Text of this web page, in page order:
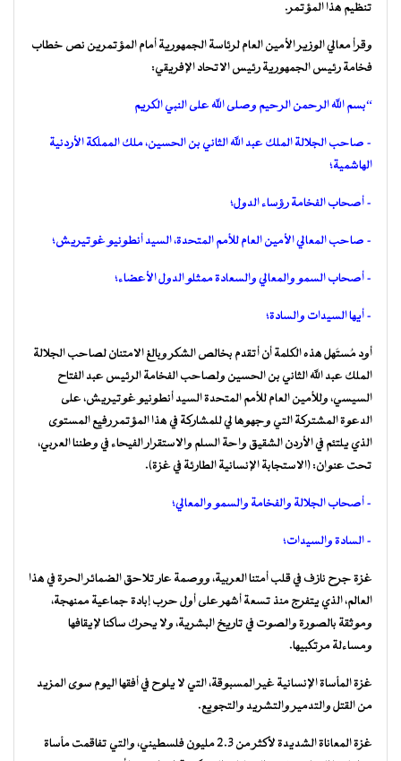
تنظيم هذا المؤتمر.
وقرأ معالي الوزير الأمين العام لرئاسة الجمهورية أمام المؤتمرين نص خطاب
فخامة رئيس الجمهورية رئيس الاتحاد الإفريقي:
“بسم الله الرحمن الرحيم وصلى الله على النبي الكريم
– صاحب الجلالة الملك عبد الله الثاني بن الحسين، ملك المملكة الأردنية
الهاشمية؛
– أصحاب الفخامة رؤساء الدول؛
– صاحب المعالي الأمين العام للأمم المتحدة، السيد أنطونيو غوتيريش؛
– أصحاب السمو والمعالي والسعادة ممثلو الدول الأعضاء؛
– أيها السيدات والسادة؛
أود مُستَهل هذه الكلمة أن أتقدم بخالص الشكر وبالغ الامتنان لصاحب الجلالة
الملك عبد الله الثاني بن الحسين ولصاحب الفخامة الرئيس عبد الفتاح
السيسي، وللأمين العام للأمم المتحدة السيد أنطونيو غوتيريش، على
الدعوة المشتركة التي وجهوها لي للمشاركة في هذا المؤتمر رفيع المستوى
الذي يلتئم في الأردن الشقيق واحة السلم والاستقرار الفيحاء في وطننا العربي،
تحت عنوان: (الاستجابة الإنسانية الطارئة في غزة).
– أصحاب الجلالة والفخامة والسمو والمعالي؛
– السادة والسيدات؛
غزة جرح نازف في قلب أمتنا العربية، ووصمة عار تلاحق الضمائر الحرة في هذا
العالم، الذي يتفرج منذ تسعة أشهر على أول حرب إبادة جماعية ممنهجة،
وموثقة بالصورة والصوت في تاريخ البشرية، ولا يحرك ساكنا لإيقافها
ومساءلة مرتكبيها.
غزة المأساة الإنسانية غير المسبوقة، التي لا يلوح في أفقها اليوم سوى المزيد
من القتل والتدمير والتشريد والتجويع.
غزة المعاناة الشديدة لأكثر من 2.3 مليون فلسطيني، والتي تفاقمت مأساة